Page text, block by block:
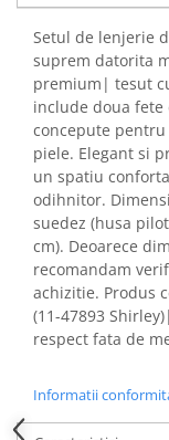
Articole pentru
pardoseli
Intretinere si
Saci de gunoi
Accesorii pentru
Tipografie si
Formulare tipizate
Caiete si
personalizate
Stampile, tusiere si
Protectia muncii si
Imbracaminte
Tricouri
Bluze & Pulovere
Setul de lenjerie
suprem datorita
premium| tesut
include doua
concepute pentru
piele. Elegant si
un spatiu
odihnitor.
suedez (husa
cm). Deoarece
recomandam
achizitie. Produs
(11-47893
respect fata de
Informatii